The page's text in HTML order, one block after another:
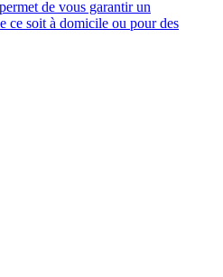
de vous garantir un
ce soit à domicile ou pour des